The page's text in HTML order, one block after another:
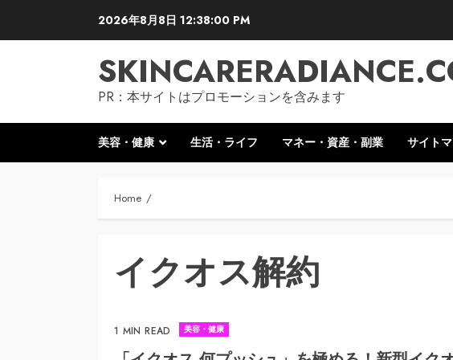
2026年8月8日 12:38:01 PM
PR：本サイトはプロモーションを含みます
美容・健康 生活・ライフ マネー・資産・副業 サイト
Home
イクオス解約
1 MIN READ 美容・健康